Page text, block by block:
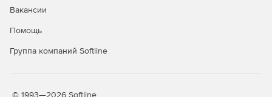
стандартов
соблюдать требования законодательства и стандартов
Вакансии
Помощь
Группа компаний Softline
© 1993—2026 Softline